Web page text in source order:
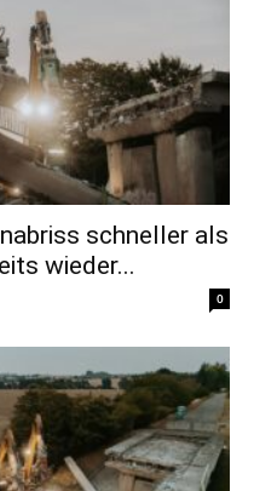
schneller als
wieder...
0